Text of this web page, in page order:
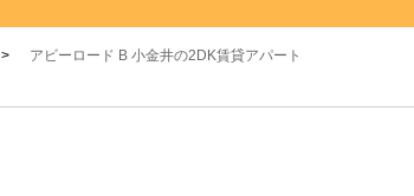
アビーロード B 小金井の2DK賃貸アパート